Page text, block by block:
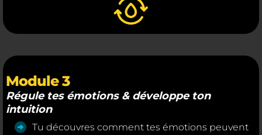
Module 3
Régule tes émotions & développe ton
intuition
Tu découvres comment tes émotions peuvent